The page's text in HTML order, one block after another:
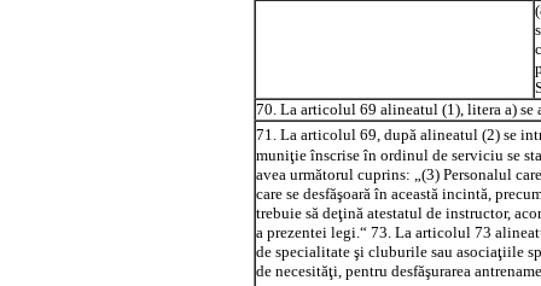
70. La articolul 69 alineatul (1), litera a) se
71. La articolul 69, după alineatul (2) se
muniţie înscrise în ordinul de serviciu se
avea următorul cuprins: „(3) Personalul
care se desfăşoară în această incintă,
trebuie să deţină atestatul de instructor,
a prezentei legi.“ 73. La articolul 73
de specialitate şi cluburile sau asociaţiile
de necesităţi, pentru desfăşurarea